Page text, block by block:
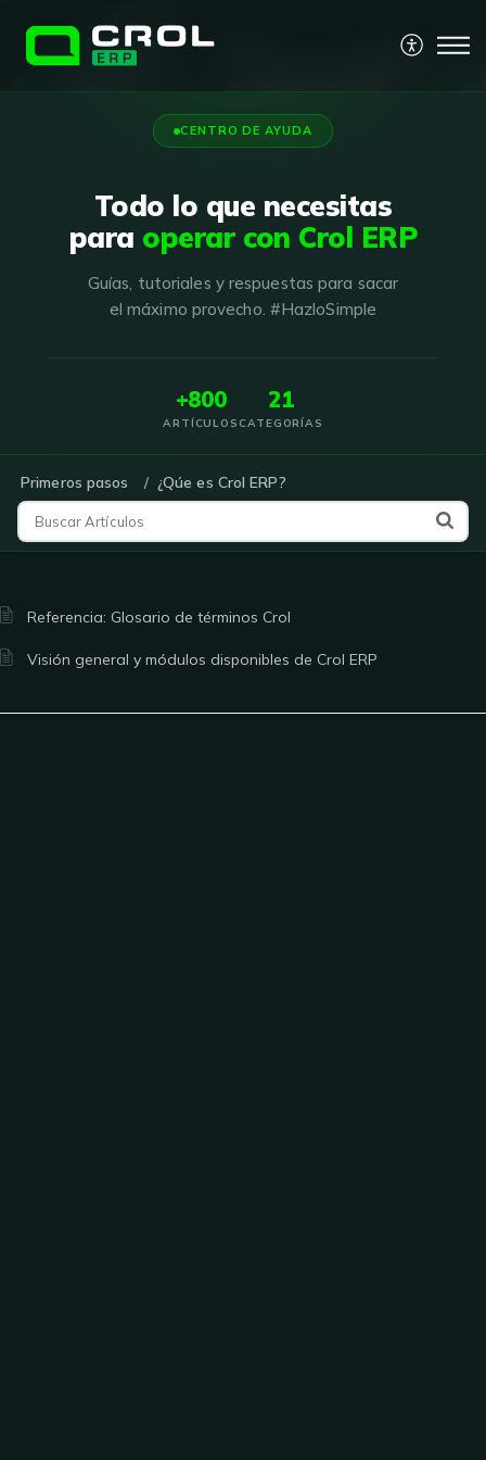
CENTRO DE AYUDA
Todo lo que necesitas
para operar con Crol ERP
Guías, tutoriales y respuestas para sacar
el máximo provecho. #HazloSimple
+800
ARTÍCULOS
21
CATEGORÍAS
Primeros pasos ¿Qúe es Crol ERP?
Referencia: Glosario de términos Crol
Visión general y módulos disponibles de Crol ERP